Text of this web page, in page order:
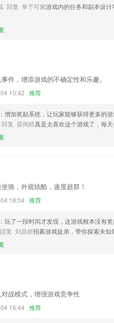
载手机版软件优势
反复练习：设计排列拼音字母声调、
都有记录，不仅可以自己欣赏，也是可
容，推荐给你最热门、最有意思的海
名校主考学校的优势，雄厚的师资力
，注重理论学习与实践训练相结合，
快，一群人走得更远，加入医学社区
数据丢失问题
选择记录
育全站app官网入口的介绍，如果您
助我们更好的对产品进行优化修改。
好的对产品进行优化修改。
回复 单于可紫游戏内的任务和副本设计
件，增添游戏的不确定性和乐趣。
10:42 推荐
：增加奖励系统，让玩家能够获得更多的
复 晏阅婷真是太喜欢这个游戏了，每
骑，外观炫酷，速度超群！
18:04 推荐
：玩了一段时间才发现，这游戏根本没有奖
复 刘昌娇招募游戏徒弟，带你探索未知
战模式，增强游戏竞争性
16:44 推荐